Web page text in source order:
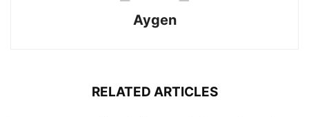
Aygen
RELATED ARTICLES